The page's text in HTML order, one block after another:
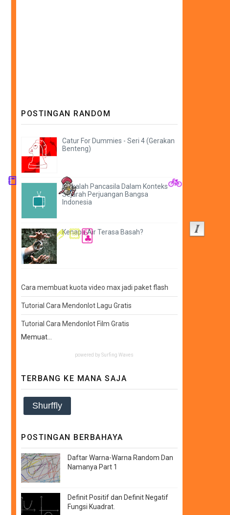
POSTINGAN RANDOM
Catur For Dummies - Seri 4 (Gerakan
Benteng)
Makalah Pancasila Dalam Konteks
Sejarah Perjuangan Bangsa
Indonesia
Kenapa Air Terasa Basah?
Cara membuat kuota video max jadi paket flash
Tutorial Cara Mendonlot Lagu Gratis
Tutorial Cara Mendonlot Film Gratis
Memuat...
powered by Surfing Waves
TERBANG KE MANA SAJA
Shurffly
POSTINGAN BERBAHAYA
Daftar Warna-Warna Random Dan
Namanya Part 1
Definit Positif dan Definit Negatif
Fungsi Kuadrat.
🤌🏻